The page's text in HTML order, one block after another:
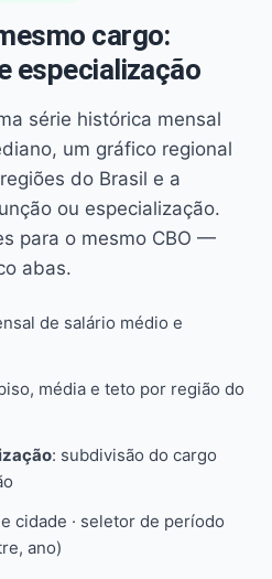
cargo:
especialização
série histórica mensal
um gráfico regional
do Brasil e a
ou especialização.
para o mesmo CBO —
abas.
de salário médio e
média e teto por região do
: subdivisão do cargo
cidade · seletor de período
ano)